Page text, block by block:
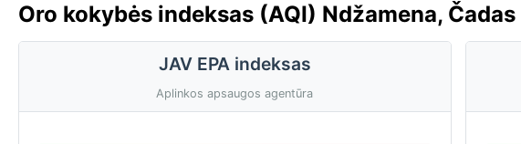
Oro kokybės indeksas (AQI) Ndžamena, Čadas
JAV EPA indeksas
Aplinkos apsaugos agentūra